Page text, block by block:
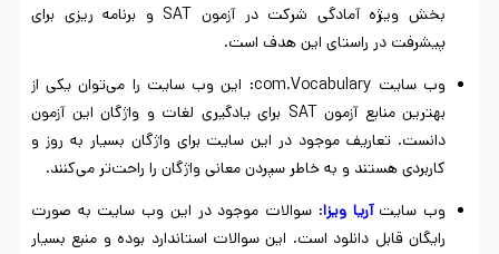
بخش ویژه آمادگی شرکت در آزمون SAT و برنامه ریزی برای
پیشرفت در راستای این هدف است.
وب سایت com.Vocabulary: این وب سایت را می‌توان یکی از
بهترین منابع آزمون SAT برای یادگیری لغات و واژگان این آزمون
دانست. تعاریف موجود در این سایت برای واژگان بسیار به روز و
کاربردی هستند و به خاطر سپردن معانی واژگان را راحت‌تر می‌کنند.
وب سایتآریا ویزا: سوالات موجود در این وب سایت به صورت
رایگان قابل دانلود است. این سوالات استاندارد بوده و منبع بسیار